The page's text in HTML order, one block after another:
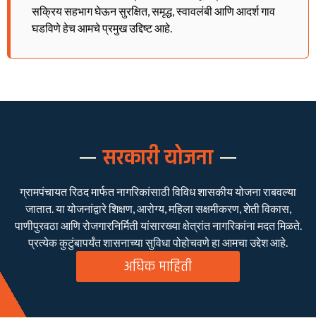
सक्रिय सहभाग घेऊन सुरक्षित, समृद्ध, स्वावलंबी आणि आदर्श गाव
घडविणे हेच आमचे प्रमुख उद्दिष्ट आहे.
सरकारी योजना
ग्रामपंचायत रिठद मार्फत नागरिकांसाठी विविध शासकीय योजना राबवल्या
जातात. या योजनांद्वारे शिक्षण, आरोग्य, महिला सक्षमीकरण, शेती विकास,
पाणीपुरवठा आणि रोजगारनिर्मिती यांसारख्या क्षेत्रांत नागरिकांना मदत मिळते.
प्रत्येक कुटुंबापर्यंत शासनाच्या सुविधा पोहोचवणे हा आमचा उद्देश आहे.
अधिक माहिती